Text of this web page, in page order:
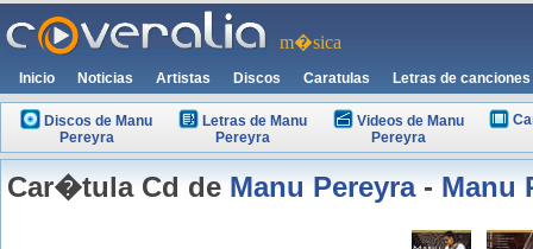
m�sica
Inicio Noticias Artistas Discos Caratulas Letras de canciones
Discos de Manu
Pereyra
Letras de Manu
Pereyra
Videos de Manu
Pereyra
Car�tula Cd de Manu Pereyra- Manu